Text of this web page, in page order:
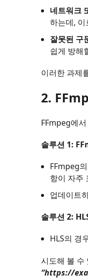
네트워크
하는데,
잘못된 구
쉽게 방해
이러한 과제
2.
FFmpeg에
솔루션 1:
FFmpeg
항이 자주
업데이트
솔루션 2:
HLS의 경
시도해 볼 수
“https://